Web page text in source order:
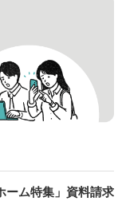
ーム特集」資料請求